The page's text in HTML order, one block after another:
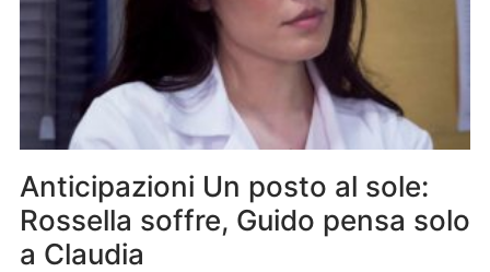
Anticipazioni Un posto al sole:
Rossella soffre, Guido pensa solo
a Claudia